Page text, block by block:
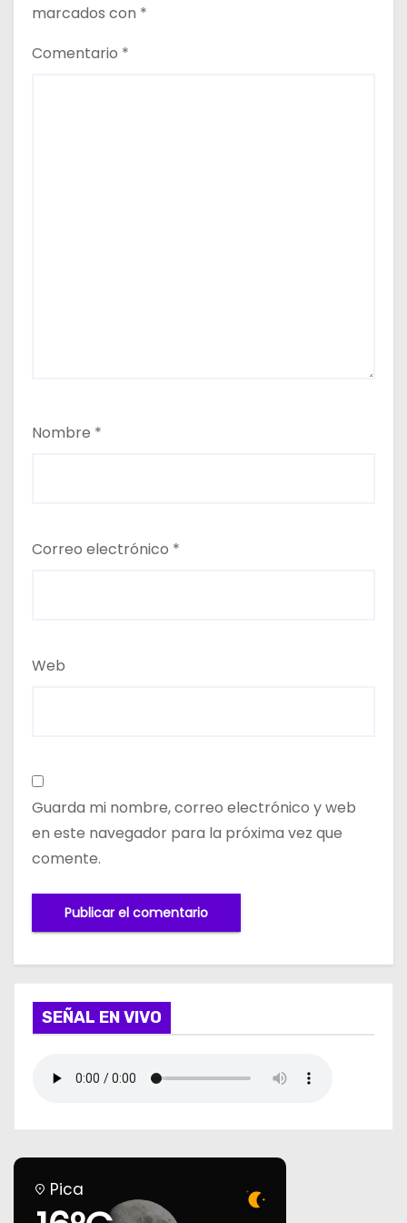
a
s
marcados con *
Comentario *
Nombre *
Correo electrónico *
Web
Guarda mi nombre, correo electrónico y web
en este navegador para la próxima vez que
comente.
SEÑAL EN VIVO
Pica